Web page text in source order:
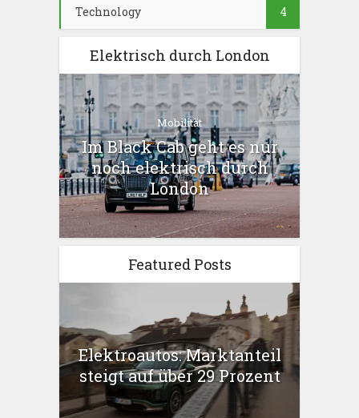
Technology 4
Elektrisch durch London
Mobilität
Im Black Cab geht es nur
noch elektrisch durch
London
Featured Posts
Elektroautos: Marktanteil
steigt auf über 29 Prozent